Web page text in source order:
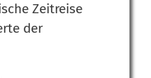
Zeitreise
der